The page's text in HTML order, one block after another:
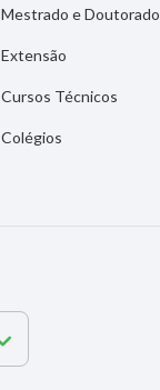
Mestrado e Doutorado
Extensão
Cursos Técnicos
Colégios